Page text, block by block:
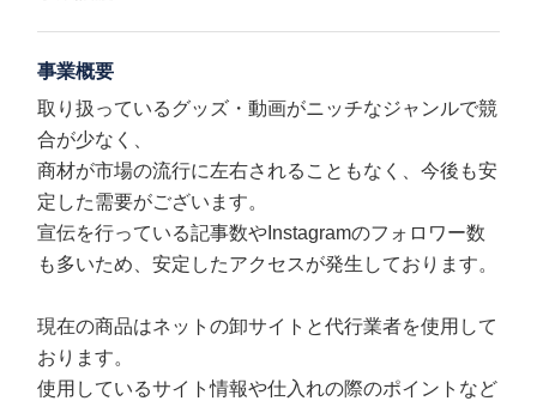
事業概要
取り扱っているグッズ・動画がニッチなジャンルで競
合が少なく、
商材が市場の流行に左右されることもなく、今後も安
定した需要がございます。
宣伝を行っている記事数やInstagramのフォロワー数
も多いため、安定したアクセスが発生しております。
現在の商品はネットの卸サイトと代行業者を使用して
おります。
使用しているサイト情報や仕入れの際のポイントなど